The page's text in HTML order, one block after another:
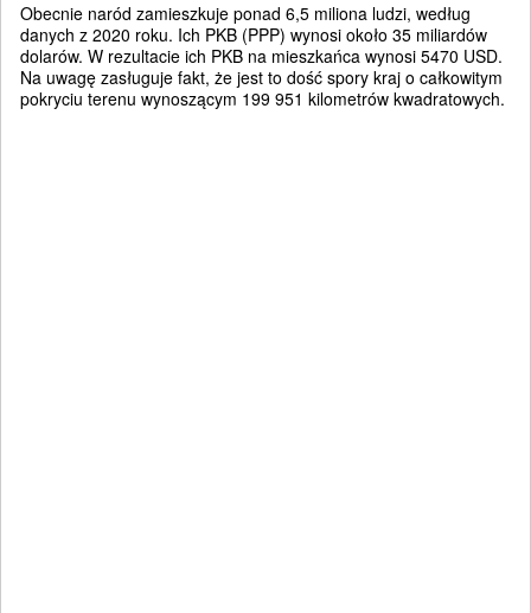
Obecnie naród zamieszkuje ponad 6,5 miliona ludzi, według
danych z 2020 roku. Ich PKB (PPP) wynosi około 35 miliardów
dolarów. W rezultacie ich PKB na mieszkańca wynosi 5470 USD.
Na uwagę zasługuje fakt, że jest to dość spory kraj o całkowitym
pokryciu terenu wynoszącym 199 951 kilometrów kwadratowych.